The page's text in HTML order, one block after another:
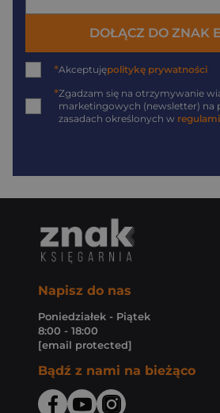
DOŁĄCZ DO ZNAK
*Akceptujępolitykę prywatności
*Zgadzam się na otrzymywanie
marketingowych (newsletter) na
zasadach określonych w
Napisz do nas
Poniedziałek - Piątek
8:00 - 18:00
[email protected]
Bądź z nami na bieżąco